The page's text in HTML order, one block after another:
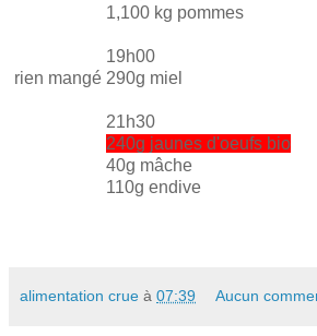
rien mangé
1,100 kg pommes
19h00
290g miel
21h30
240g jaunes d'oeufs bio
40g mâche
110g endive
alimentation crue à 07:39 Aucun